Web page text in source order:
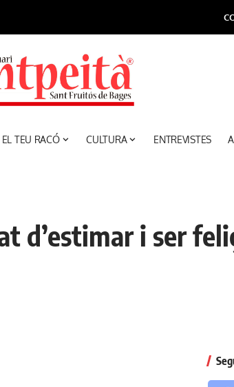
EL TEU RACÓ CULTURA ENTREVISTES
d’estimar i ser